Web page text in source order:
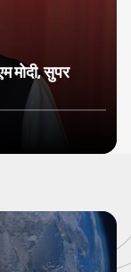
मोदी, सुपर